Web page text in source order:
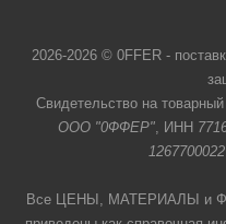
2026-2026 © 0FFER -
Свидетельство на
ООО "0ФФЕР", ИНН
Все ЦЕНЫ, МАТЕРИАЛЫ и